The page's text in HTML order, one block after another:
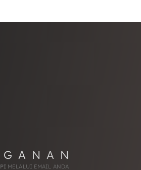
MELALUI EMAIL ANDA